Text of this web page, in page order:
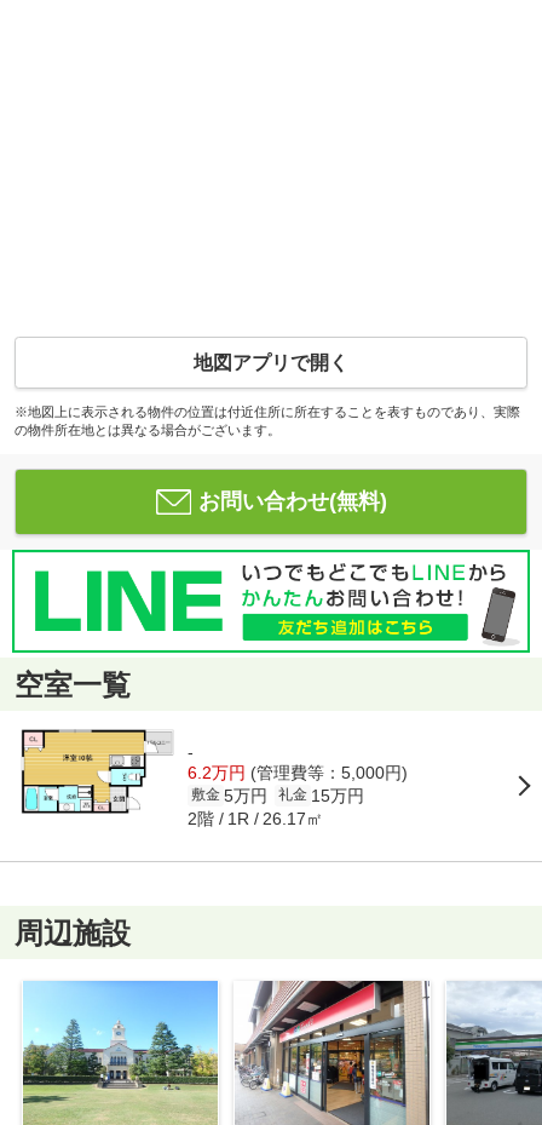
地図アプリで開く
※地図上に表示される物件の位置は付近住所に所在することを表すものであり、実際
の物件所在地とは異なる場合がございます。
お問い合わせ(無料)
空室一覧
-
6.2万円 (管理費等：5,000円)
敷金 5万円 礼金 15万円
2階 1R 26.17㎡
周辺施設